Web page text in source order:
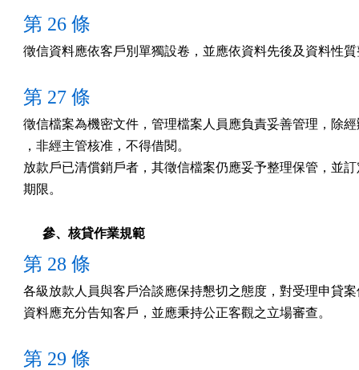
第 26 條
徵信資料應依客戶別單獨設卷，並應依資料先後及資料性
第 27 條
徵信檔案為機密文件，管理檔案人員應負責妥善管理，除
，非經主管核准，不得借閱。
放款戶已清償銷戶者，其徵信檔案仍應妥予整理保管，並
期限。
參、核貸作業規範
第 28 條
各級放款人員與客戶洽談應保持懇切之態度，對受理申貸
資料應充分告知客戶，並應秉持公正客觀之立場審查。
第 29 條